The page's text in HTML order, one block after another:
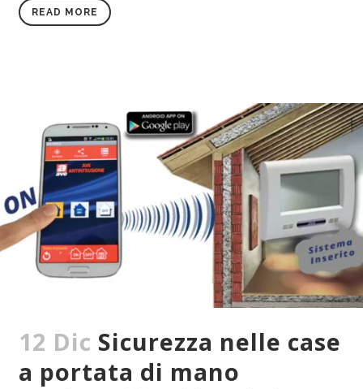
READ MORE
12 Dic Sicurezza nelle case
a portata di mano